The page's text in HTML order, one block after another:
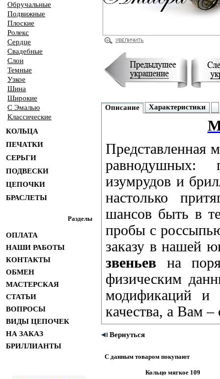
Обручальные
Подвижные
Плоские
Ролекс
Сердце
Свадебные
Слон
Темные
Узкое
Шина
Широкие
С Эмалью
Классические
КОЛЬЦА
ПЕЧАТКИ
СЕРЬГИ
ПОДВЕСКИ
ЦЕПОЧКИ
БРАСЛЕТЫ
Разделы
ОПЛАТА
НАШИ РАБОТЫ
КОНТАКТЫ
ОБМЕН
МАСТЕРСКАЯ
СТАТЬИ
ВОПРОСЫ
ВИДЫ ЦЕПОЧЕК
НА ЗАКАЗ
БРИЛЛИАНТЫ
Описание Характеристики
Представленная
равнодушных:
изумрудов и
настолько
шансов быть в
пробы с
заказу в нашей
звеньев на
физическим
модификаций и
качества, а Вам
Вернуться
С данным товаром покупают
Кольцо мягкое 109